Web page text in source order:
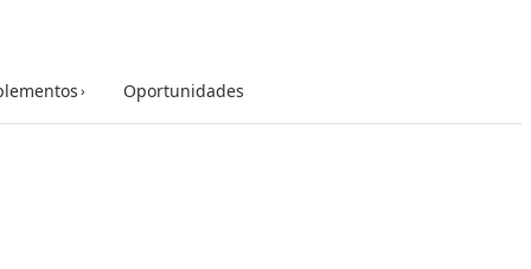
› Oportunidades